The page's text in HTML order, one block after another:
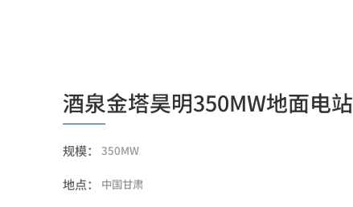
酒泉金塔昊明350MW地面电站
规模： 350MW
地点： 中国甘肃